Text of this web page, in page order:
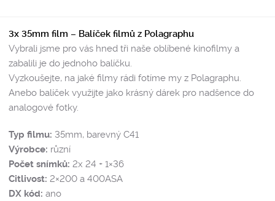
3x 35mm film – Balíček filmů z Polagraphu
Vybrali jsme pro vás hned tři naše oblíbené kinofilmy a
zabalili je do jednoho balíčku.
Vyzkoušejte, na jaké filmy rádi fotíme my z Polagraphu.
Anebo balíček využijte jako krásný dárek pro nadšence do
analogové fotky.
Typ filmu: 35mm, barevný C41
Výrobce: různí
Počet snímků: 2x 24 + 1×36
Citlivost: 2×200 a 400ASA
DX kód: ano